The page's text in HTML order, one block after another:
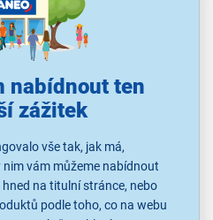
nabídnout ten
zážitek
vše tak, jak má,
vám můžeme nabídnout
na titulní stránce, nebo
podle toho, co na webu